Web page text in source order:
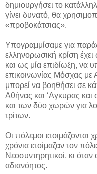
δημιουργήσει το
γίνει δυνατό, θα
«προβοκάτσιας».
Υπογραμμίσαμε για
ελληνορωσική κρίση
και ως μία επιδίωξη, να
επικοινωνίας Μόσχας
μπορεί να βοηθήσει σε
Αθήνας και ‘Αγκυρας
και των δύο χωρών για
τρίτων.
Οι πόλεμοι ετοιμάζονται
χρόνια ετοίμαζαν τον
Νεοσυντηρητικοί, κι
αδιανόητος.